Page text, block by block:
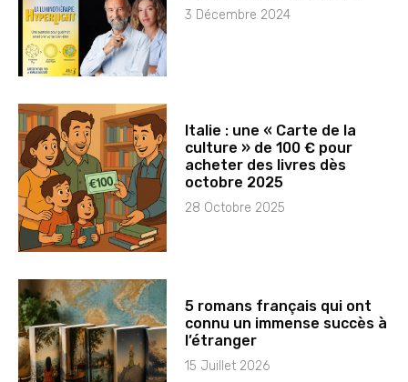
3 Décembre 2024
Italie : une « Carte de la
culture » de 100 € pour
acheter des livres dès
octobre 2025
28 Octobre 2025
5 romans français qui ont
connu un immense succès à
l’étranger
15 Juillet 2026